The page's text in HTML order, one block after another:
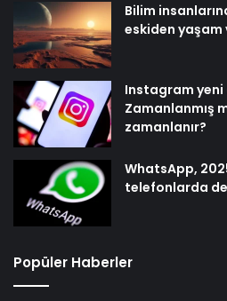
Bilim
eskiden yaşam
Instagram yeni
Zamanlanmış
zamanlanır?
WhatsApp,
telefonlarda
Popüler Haberler